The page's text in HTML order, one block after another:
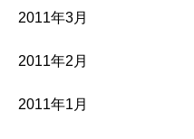
2011年3月
2011年2月
2011年1月